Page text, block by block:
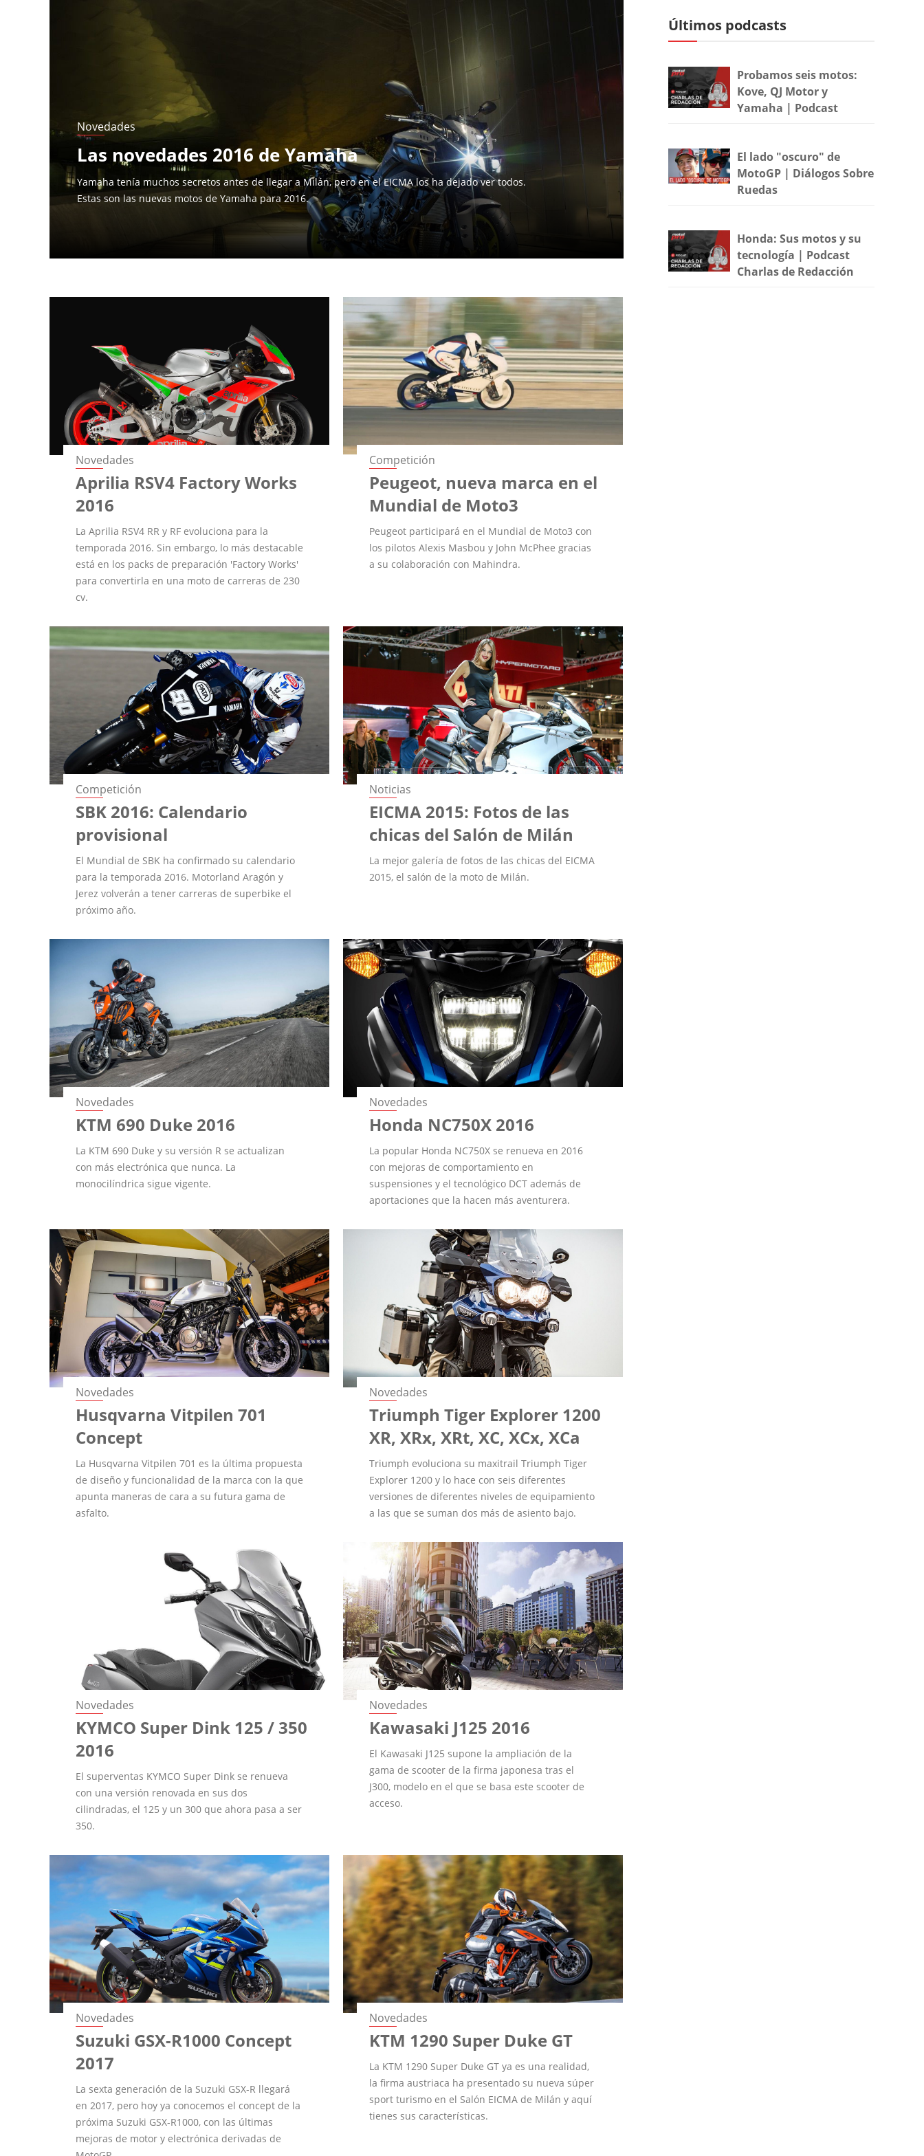
Novedades
Las novedades 2016 de Yamaha
Yamaha tenía muchos secretos antes de llegar a Milán, pero en el EICMA los ha dejado ver todos.
Estas son las nuevas motos de Yamaha para 2016.
Novedades
Aprilia RSV4 Factory Works
2016
La Aprilia RSV4 RR y RF evoluciona para la
temporada 2016. Sin embargo, lo más destacable
está en los packs de preparación 'Factory Works'
para convertirla en una moto de carreras de 230
cv.
Competición
Peugeot, nueva marca en el
Mundial de Moto3
Peugeot participará en el Mundial de Moto3 con
los pilotos Alexis Masbou y John McPhee gracias
a su colaboración con Mahindra.
Competición
SBK 2016: Calendario
provisional
El Mundial de SBK ha confirmado su calendario
para la temporada 2016. Motorland Aragón y
Jerez volverán a tener carreras de superbike el
próximo año.
Noticias
EICMA 2015: Fotos de las
chicas del Salón de Milán
La mejor galería de fotos de las chicas del EICMA
2015, el salón de la moto de Milán.
Novedades
KTM 690 Duke 2016
La KTM 690 Duke y su versión R se actualizan
con más electrónica que nunca. La
monocilíndrica sigue vigente.
Novedades
Honda NC750X 2016
La popular Honda NC750X se renueva en 2016
con mejoras de comportamiento en
suspensiones y el tecnológico DCT además de
aportaciones que la hacen más aventurera.
Novedades
Husqvarna Vitpilen 701
Concept
La Husqvarna Vitpilen 701 es la última propuesta
de diseño y funcionalidad de la marca con la que
apunta maneras de cara a su futura gama de
asfalto.
Novedades
Triumph Tiger Explorer 1200
XR, XRx, XRt, XC, XCx, XCa
Triumph evoluciona su maxitrail Triumph Tiger
Explorer 1200 y lo hace con seis diferentes
versiones de diferentes niveles de equipamiento
a las que se suman dos más de asiento bajo.
Novedades
KYMCO Super Dink 125 / 350
2016
El superventas KYMCO Super Dink se renueva
con una versión renovada en sus dos
cilindradas, el 125 y un 300 que ahora pasa a ser
350.
Novedades
Kawasaki J125 2016
El Kawasaki J125 supone la ampliación de la
gama de scooter de la firma japonesa tras el
J300, modelo en el que se basa este scooter de
acceso.
Novedades
Suzuki GSX-R1000 Concept
2017
La sexta generación de la Suzuki GSX-R llegará
en 2017, pero hoy ya conocemos el concept de la
próxima Suzuki GSX-R1000, con las últimas
mejoras de motor y electrónica derivadas de
Novedades
KTM 1290 Super Duke GT
La KTM 1290 Super Duke GT ya es una realidad,
la firma austriaca ha presentado su nueva súper
sport turismo en el Salón EICMA de Milán y aquí
tienes sus características.
Últimos podcasts
Probamos seis motos:
Kove, QJ Motor y
Yamaha | Podcast
El lado "oscuro" de
MotoGP | Diálogos Sobre
Ruedas
Honda: Sus motos y su
tecnología | Podcast
Charlas de Redacción